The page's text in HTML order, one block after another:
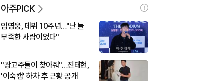
아주PICK
임영웅, 데뷔 10주년…"난 늘
부족한 사람이었다"
"광고주들이 찾아줘"…진태현,
'이숙캠' 하차 후 근황 공개